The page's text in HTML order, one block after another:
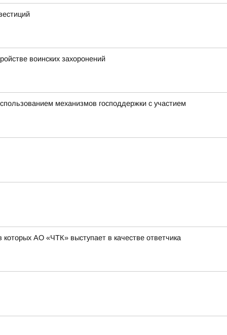
воинских захоронений
механизмов господдержки с участием
АО «ЧТК» выступает в качестве ответчика